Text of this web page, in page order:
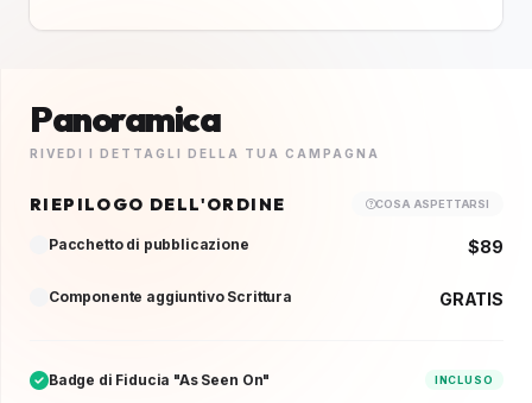
Panoramica
RIVEDI I DETTAGLI DELLA TUA CAMPAGNA
RIEPILOGO DELL'ORDINE COSA ASPETTARSI
Pacchetto di pubblicazione $89
Componente aggiuntivo Scrittura GRATIS
Badge di Fiducia "As Seen On" INCLUSO